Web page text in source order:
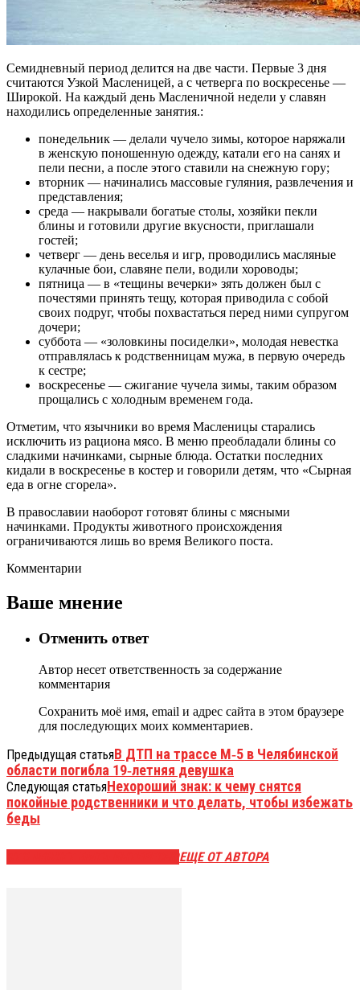
Семидневный период делится на две части. Первые 3 дня
считаются Узкой Масленицей, а с четверга по воскресенье ―
Широкой. На каждый день Масленичной недели у славян
находились определенные занятия.:
понедельник ― делали чучело зимы, которое наряжали
в женскую поношенную одежду, катали его на санях и
пели песни, а после этого ставили на снежную гору;
вторник ― начинались массовые гуляния, развлечения и
представления;
среда ― накрывали богатые столы, хозяйки пекли
блины и готовили другие вкусности, приглашали
гостей;
четверг ― день веселья и игр, проводились масляные
кулачные бои, славяне пели, водили хороводы;
пятница ― в «тещины вечерки» зять должен был с
почестями принять тещу, которая приводила с собой
своих подруг, чтобы похвастаться перед ними супругом
дочери;
суббота ― «золовкины посиделки», молодая невестка
отправлялась к родственницам мужа, в первую очередь
к сестре;
воскресенье ― сжигание чучела зимы, таким образом
прощались с холодным временем года.
Отметим, что язычники во время Масленицы старались
исключить из рациона мясо. В меню преобладали блины со
сладкими начинками, сырные блюда. Остатки последних
кидали в воскресенье в костер и говорили детям, что «Сырная
еда в огне сгорела».
В православии наоборот готовят блины с мясными
начинками. Продукты животного происхождения
ограничиваются лишь во время Великого поста.
Комментарии
Ваше мнение
Отменить ответ
Автор несет ответственность за содержание
комментария
Сохранить моё имя, email и адрес сайта в этом браузере
для последующих моих комментариев.
Предыдущая статьяВ ДТП на трассе М‑5 в Челябинской
области погибла 19‑летняя девушка
Следующая статьяНехороший знак: к чему снятся
покойные родственники и что делать, чтобы избежать
беды
ЕЩЕ ОТ АВТОРА